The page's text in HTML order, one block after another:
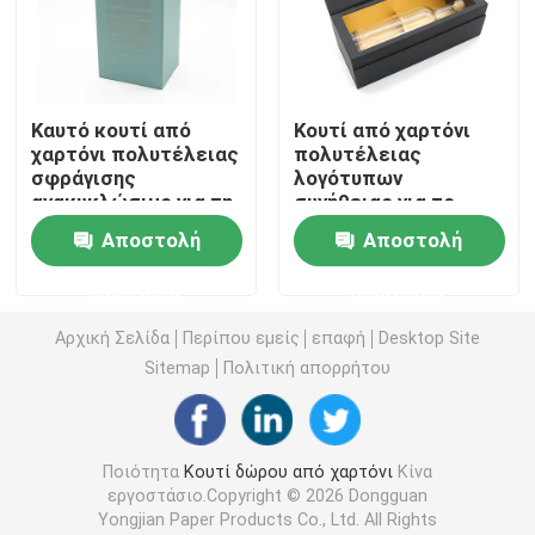
Κουτί από χαρτόνι πολυτέλειας
Κουτί συσκευασίας χάρτινου σωλήνα
πτυσσόμενο κιβώτιο εγγράφου
Συσκευάζοντας κιβώτιο τσιγάρων
Κουτί συσκευασίας Vape
Ζαρωμένο κουτί από χαρτόνι
Καυτό κουτί από
χαρτόνι πολυτέλειας
σφράγισης
ανακυκλώσιμο για τη
συσκευασία ποτών
Αποστολή
Κουτί από χαρτόνι
πολυτέλειας
λογότυπων
συνήθειας για το
μπουκάλι κρασιού
γυαλιού που
συσκευάζει το cOem
Αποστολή
Αρχική Σελίδα Περίπου εμείς επαφή
Desktop Site
Sitemap
Πολιτική απορρήτου
Ποιότητα Κουτί δώρου από χαρτόνι Κίνα
εργοστάσιο.Copyright © 2026 Dongguan
Yongjian Paper Products Co., Ltd. All Rights